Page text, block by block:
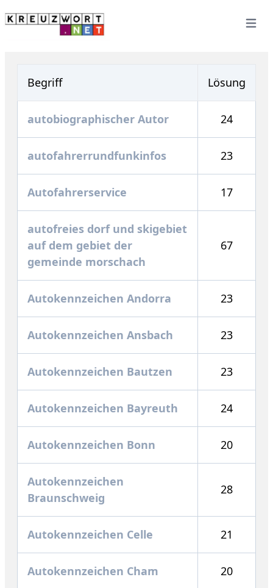
Open
Begriff Lösung
autobiographischer Autor 24
autofahrerrundfunkinfos 23
Autofahrerservice 17
autofreies dorf und skigebiet
auf dem gebiet der
gemeinde morschach
67
Autokennzeichen Andorra 23
Autokennzeichen Ansbach 23
Autokennzeichen Bautzen 23
Autokennzeichen Bayreuth 24
Autokennzeichen Bonn 20
Autokennzeichen
Braunschweig
28
Autokennzeichen Celle 21
Autokennzeichen Cham 20